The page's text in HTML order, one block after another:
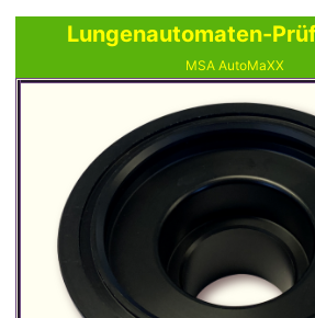
Lungenautomaten-
MSA AutoMaXX